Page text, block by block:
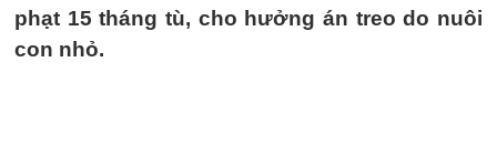
phạt 15 tháng tù, cho hưởng án treo do nuôi
con nhỏ.